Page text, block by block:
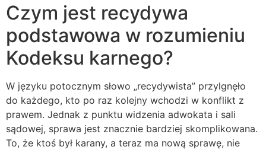
Czym jest recydywa
podstawowa w rozumieniu
Kodeksu karnego?
W języku potocznym słowo „recydywista” przylgnęło
do każdego, kto po raz kolejny wchodzi w konflikt z
prawem. Jednak z punktu widzenia adwokata i sali
sądowej, sprawa jest znacznie bardziej skomplikowana.
To, że ktoś był karany, a teraz ma nową sprawę, nie